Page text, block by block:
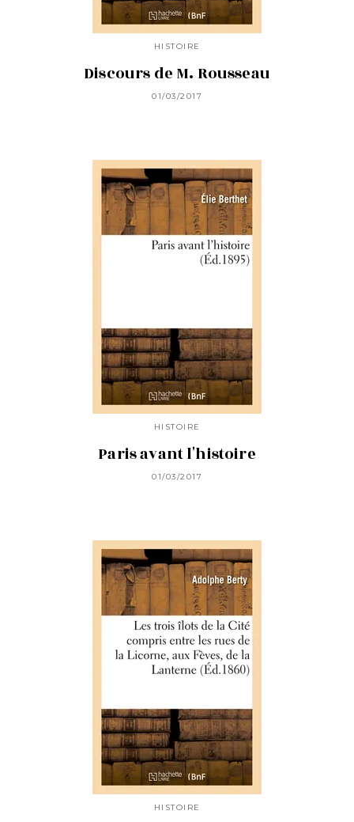
HISTOIRE
Discours de M. Rousseau
01/03/2017
HISTOIRE
Paris avant l'histoire
01/03/2017
HISTOIRE